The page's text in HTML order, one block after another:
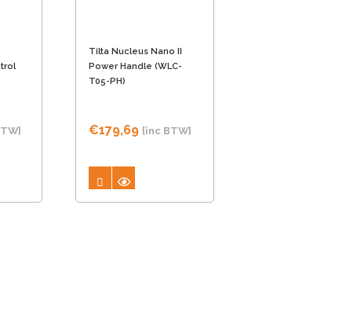
op
de
Tilta Nucleus Nano II
Power Handle (WLC-
T05-PH)
€179,69 {inc BTW}